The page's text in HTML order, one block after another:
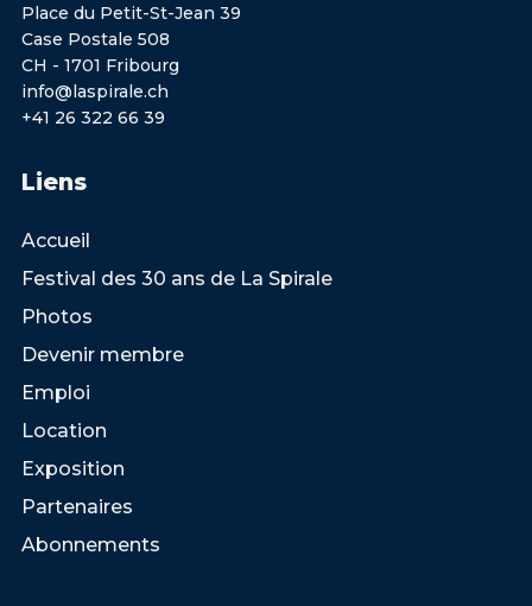
Place du Petit-St-Jean 39
Case Postale 508
CH - 1701 Fribourg
info@laspirale.ch
+41 26 322 66 39
Liens
Accueil
Festival des 30 ans de La Spirale
Photos
Devenir membre
Emploi
Location
Exposition
Partenaires
Abonnements